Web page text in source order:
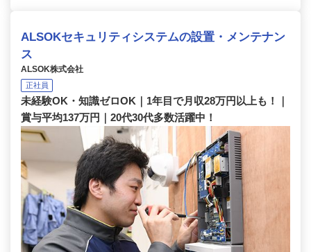
ALSOKセキュリティシステムの設置・メンテナン
ス
ALSOK株式会社
正社員
未経験OK・知識ゼロOK｜1年目で月収28万円以上も！｜
賞与平均137万円｜20代30代多数活躍中！